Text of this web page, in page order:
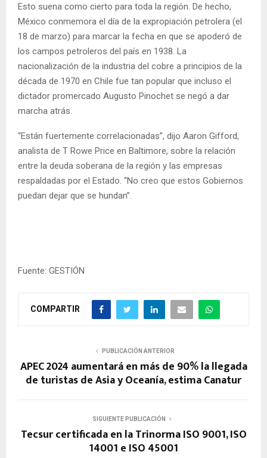
Esto suena como cierto para toda la región. De hecho,
México conmemora el día de la expropiación petrolera (el
18 de marzo) para marcar la fecha en que se apoderó de
los campos petroleros del país en 1938. La
nacionalización de la industria del cobre a principios de la
década de 1970 en Chile fue tan popular que incluso el
dictador promercado Augusto Pinochet se negó a dar
marcha atrás.
“Están fuertemente correlacionadas”, dijo Aaron Gifford,
analista de T Rowe Price en Baltimore, sobre la relación
entre la deuda soberana de la región y las empresas
respaldadas por el Estado. “No creo que estos Gobiernos
puedan dejar que se hundan”.
Fuente: GESTIÓN
COMPARTIR
PUBLICACIÓN ANTERIOR
APEC 2024 aumentará en más de 90% la llegada
de turistas de Asia y Oceanía, estima Canatur
SIGUIENTE PUBLICACIÓN
Tecsur certificada en la Trinorma ISO 9001, ISO
14001 e ISO 45001